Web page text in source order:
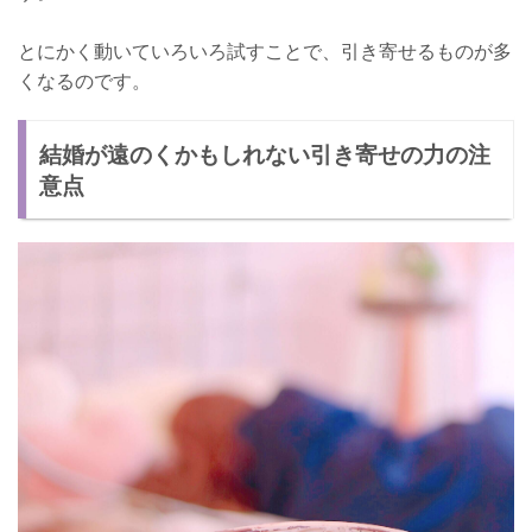
とにかく動いていろいろ試すことで、引き寄せるものが多
くなるのです。
結婚が遠のくかもしれない引き寄せの力の注
意点